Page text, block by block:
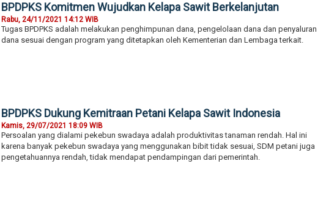
BPDPKS Komitmen Wujudkan Kelapa Sawit Berkelanjutan
Rabu, 24/11/2021 14:12 WIB
Tugas BPDPKS adalah melakukan penghimpunan dana, pengelolaan dana dan penyaluran
dana sesuai dengan program yang ditetapkan oleh Kementerian dan Lembaga terkait.
BPDPKS Dukung Kemitraan Petani Kelapa Sawit Indonesia
Kamis, 29/07/2021 18:09 WIB
Persoalan yang dialami pekebun swadaya adalah produktivitas tanaman rendah. Hal ini
karena banyak pekebun swadaya yang menggunakan bibit tidak sesuai, SDM petani juga
pengetahuannya rendah, tidak mendapat pendampingan dari pemerintah.